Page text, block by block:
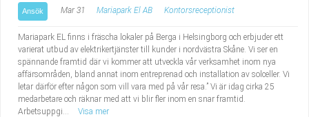
Ansök Mar 31 Mariapark El AB Kontorsreceptionist
Mariapark EL finns i fräscha lokaler på Berga i Helsingborg och erbjuder ett
varierat utbud av elektrikertjänster till kunder i nordvästra Skåne. Vi ser en
spännande framtid där vi kommer att utveckla vår verksamhet inom nya
affärsområden, bland annat inom entreprenad och installation av solceller. Vi
letar därför efter någon som vill vara med på vår resa.” Vi är idag cirka 25
medarbetare och räknar med att vi blir fler inom en snar framtid.
Arbetsuppgi...
Visa mer